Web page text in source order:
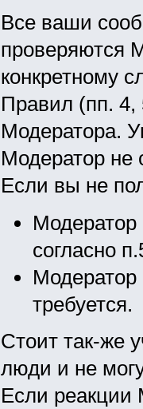
Все ваши
проверяются
конкретному
Правил (пп. 4,
Модератора.
Модератор не
Если вы не
согласно
Модератор
требуется.
Стоит так-же
люди и не
Если реакции